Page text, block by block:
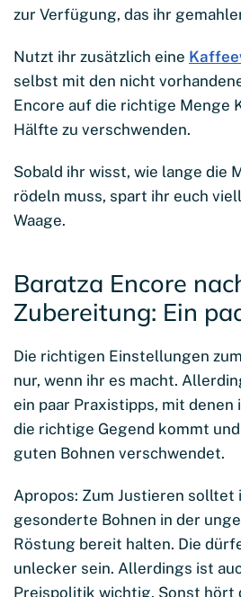
zur Verfügung, das ihr
Nutzt ihr zusätzlich eine
selbst mit den nicht
Encore auf die richtige Menge
Hälfte zu verschwenden.
Sobald ihr wisst, wie lange die
rödeln muss, spart ihr euch
Waage.
Baratza Encore
Zubereitung: Ein
Die richtigen Einstellungen
nur, wenn ihr es macht.
ein paar Praxistipps, mit denen
die richtige Gegend kommt
guten Bohnen verschwendet.
Apropos: Zum Justieren solltet
gesonderte Bohnen in der
Röstung bereit halten. Die
unlecker sein. Allerdings ist
Preispolitik wichtig. Sonst hört